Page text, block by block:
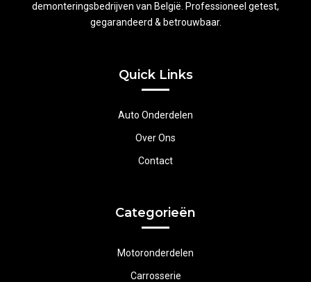
demonteringsbedrijven van België. Professioneel getest,
gegarandeerd & betrouwbaar.
Quick Links
Auto Onderdelen
Over Ons
Contact
Categorieën
Motoronderdelen
Carrosserie